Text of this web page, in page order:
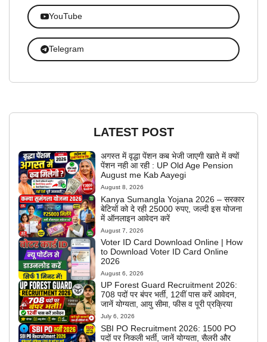
YouTube
Telegram
LATEST POST
अगस्त में वृद्धा पेंशन कब भेजी जाएगी खाते में क्यों
पेंशन नही आ रही : UP Old Age Pension
August me Kab Aayegi
August 8, 2026
Kanya Sumangla Yojana 2026 – सरकार
बेटियों को दे रही 25000 रुपए, जल्दी इस योजना
में ऑनलाइन आवेदन करें
August 7, 2026
Voter ID Card Download Online | How
to Download Voter ID Card Online
2026
August 6, 2026
UP Forest Guard Recruitment 2026:
708 पदों पर बंपर भर्ती, 12वीं पास करें आवेदन,
जानें योग्यता, आयु सीमा, फीस व पूरी प्रक्रिया
July 6, 2026
SBI PO Recruitment 2026: 1500 PO
पदों पर निकली भर्ती, जानें योग्यता, सैलरी और